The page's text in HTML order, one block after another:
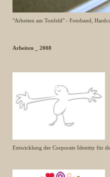
"Arbeiten am Tonfeld" - Fotoband,
Arbeiten _ 2008
Entwicklung der Corporate Identity für